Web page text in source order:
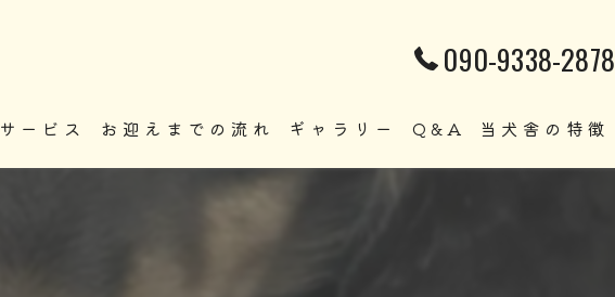
090-9338-2878
サービス お迎えまでの流れ ギャラリー Q&A 当犬舎の特徴